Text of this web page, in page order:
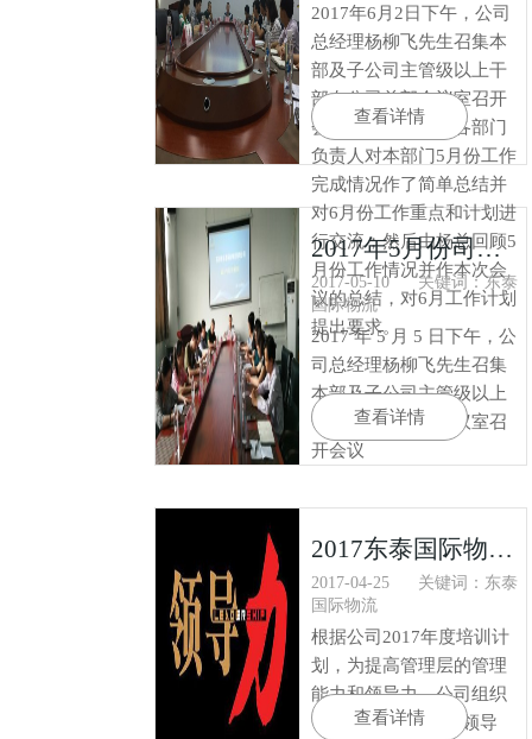
2017年6月2日下午，公司
总经理杨柳飞先生召集本
部及子公司主管级以上干
部在公司总部会议室召开
会议。首先，公司各部门
负责人对本部门5月份工作
完成情况作了简单总结并
对6月份工作重点和计划进
行交流；然后由杨总回顾5
月份工作情况并作本次会
议的总结，对6月工作计划
提出要求。
查看详情
2017年5月份司务会议
2017-05-10
关键词：东泰
国际物流
2017 年 5 月 5 日下午，公
司总经理杨柳飞先生召集
本部及子公司主管级以上
干部在公司总部会议室召
开会议
查看详情
2017东泰国际物流管理层领导力培训（一）
2017-04-25
关键词：东泰
国际物流
根据公司2017年度培训计
划，为提高管理层的管理
能力和领导力，公司组织
一场关于管理人员“领导
查看详情